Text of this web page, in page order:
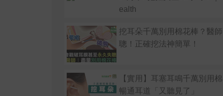
ealth
挖耳朵千萬別用棉花棒？醫
聰！正確挖法神簡單！
【實用】耳塞耳鳴千萬別用
暢通耳道「又聽見了」